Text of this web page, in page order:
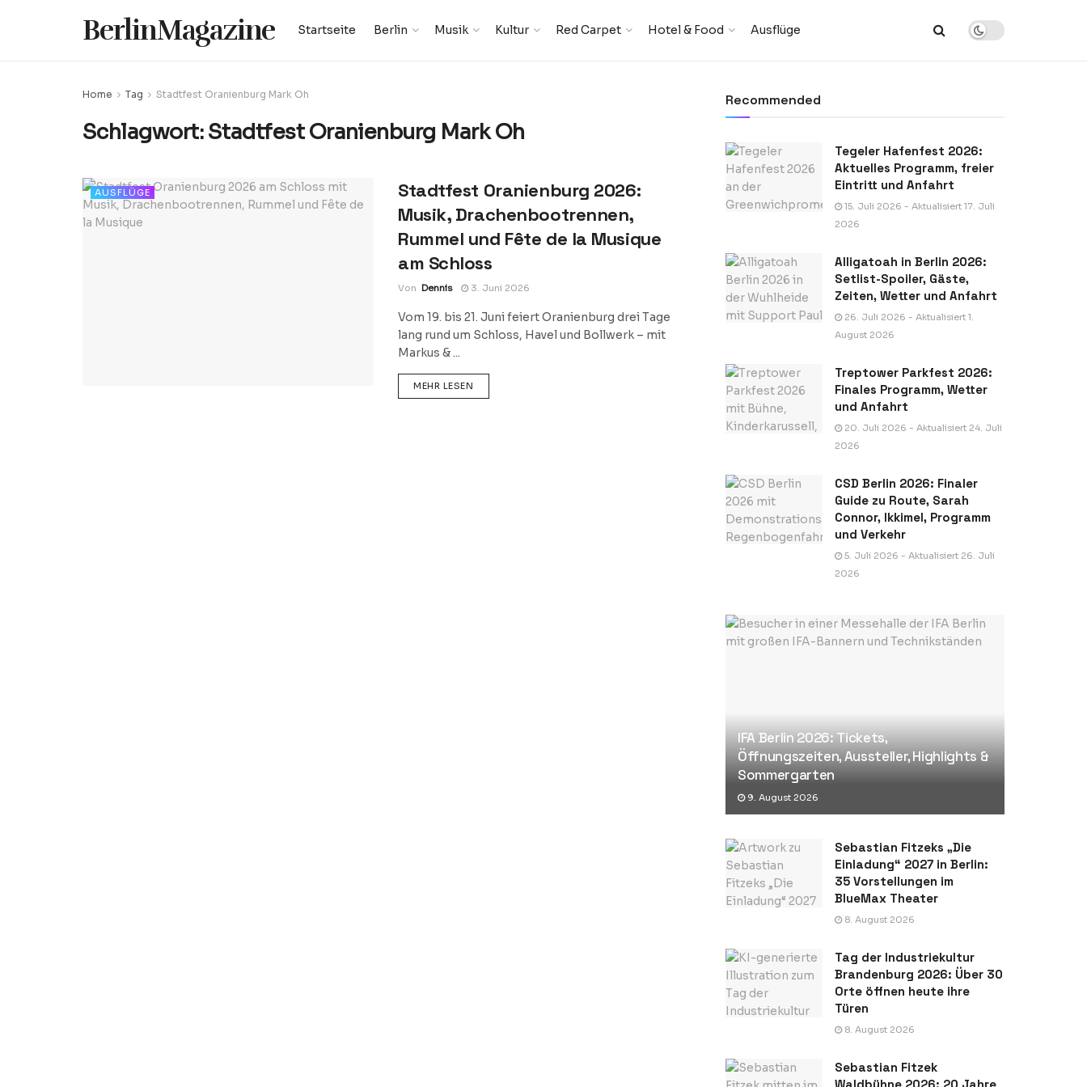
BerlinMagazine Startseite Berlin Musik Kultur Red Carpet Hotel & Food Ausflüge
Home Tag Stadtfest Oranienburg Mark Oh
Schlagwort:Stadtfest Oranienburg Mark Oh
AUSFLÜGE
Stadtfest Oranienburg 2026:
Musik, Drachenbootrennen,
Rummel und Fête de la Musique
am Schloss
Von Dennis 3. Juni 2026
Vom 19. bis 21. Juni feiert Oranienburg drei Tage
lang rund um Schloss, Havel und Bollwerk – mit
Markus & ...
MEHR LESEN
Recommended
Tegeler Hafenfest 2026:
Aktuelles Programm, freier
Eintritt und Anfahrt
15. Juli 2026 - Aktualisiert 17. Juli
2026
Alligatoah in Berlin 2026:
Setlist-Spoiler, Gäste,
Zeiten, Wetter und Anfahrt
26. Juli 2026 - Aktualisiert 1.
August 2026
Treptower Parkfest 2026:
Finales Programm, Wetter
und Anfahrt
20. Juli 2026 - Aktualisiert 24. Juli
2026
CSD Berlin 2026: Finaler
Guide zu Route, Sarah
Connor, Ikkimel, Programm
und Verkehr
5. Juli 2026 - Aktualisiert 26. Juli
2026
IFA Berlin 2026: Tickets,
Öffnungszeiten, Aussteller, Highlights &
Sommergarten
9. August 2026
Sebastian Fitzeks „Die
Einladung“ 2027 in Berlin:
35 Vorstellungen im
BlueMax Theater
8. August 2026
Tag der Industriekultur
Brandenburg 2026: Über 30
Orte öffnen heute ihre
Türen
8. August 2026
Sebastian Fitzek
Waldbühne 2026: 20 Jahre